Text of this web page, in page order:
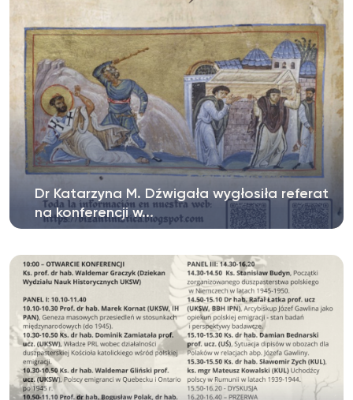
Dr Katarzyna M. Dźwigała wygłosiła referat
na konferencji w...
Dźwigała uczestniczyła w konferencji...